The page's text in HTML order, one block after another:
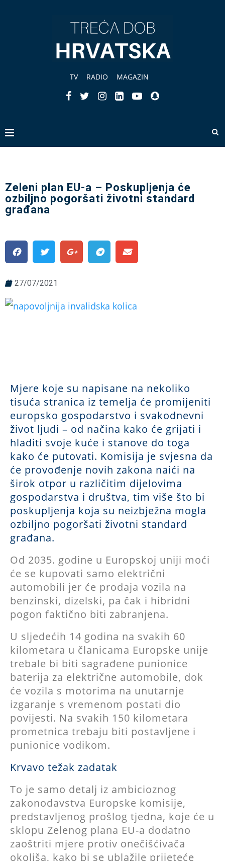
TV RADIO MAGAZIN
Zeleni plan EU-a – Poskupljenja će
ozbiljno pogoršati životni standard
građana
27/07/2021
Mjere koje su napisane na nekoliko
tisuća stranica iz temelja će promijeniti
europsko gospodarstvo i svakodnevni
život ljudi – od načina kako će grijati i
hladiti svoje kuće i stanove do toga
kako će putovati. Komisija je svjesna da
će provođenje novih zakona naići na
širok otpor u različitim dijelovima
gospodarstva i društva, tim više što bi
poskupljenja koja su neizbježna mogla
ozbiljno pogoršati životni standard
građana.
Od 2035. godine u Europskoj uniji moći
će se kupovati samo električni
automobili jer će prodaja vozila na
benzinski, dizelski, pa čak i hibridni
pogon faktično biti zabranjena.
U sljedećih 14 godina na svakih 60
kilometara u članicama Europske unije
trebale bi biti sagrađene punionice
baterija za električne automobile, dok
će vozila s motorima na unutarnje
izgaranje s vremenom postati dio
povijesti. Na svakih 150 kilometara
prometnica trebaju biti postavljene i
punionice vodikom.
Krvavo težak zadatak
To je samo detalj iz ambicioznog
zakonodavstva Europske komisije,
predstavljenog prošlog tjedna, koje će u
sklopu Zelenog plana EU-a dodatno
zaoštriti mjere protiv onečišćivača
okoliša, kako bi se ublažile prijeteće